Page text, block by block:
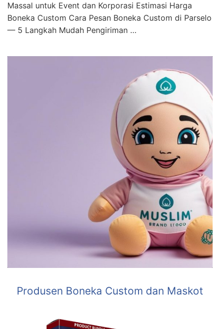
Massal untuk Event dan Korporasi Estimasi Harga
Boneka Custom Cara Pesan Boneka Custom di Parselo
— 5 Langkah Mudah Pengiriman …
Produsen Boneka Custom dan Maskot